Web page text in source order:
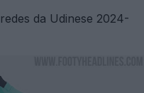
da Udinese 2024-